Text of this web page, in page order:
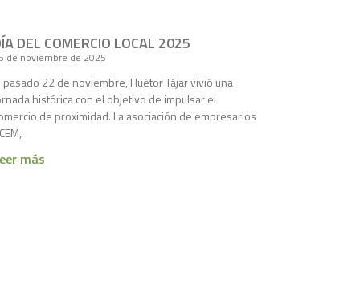
DEL COMERCIO LOCAL 2025
de noviembre de 2025
pasado 22 de noviembre, Huétor Tájar vivió una
histórica con el objetivo de impulsar el
de proximidad. La asociación de empresarios
más